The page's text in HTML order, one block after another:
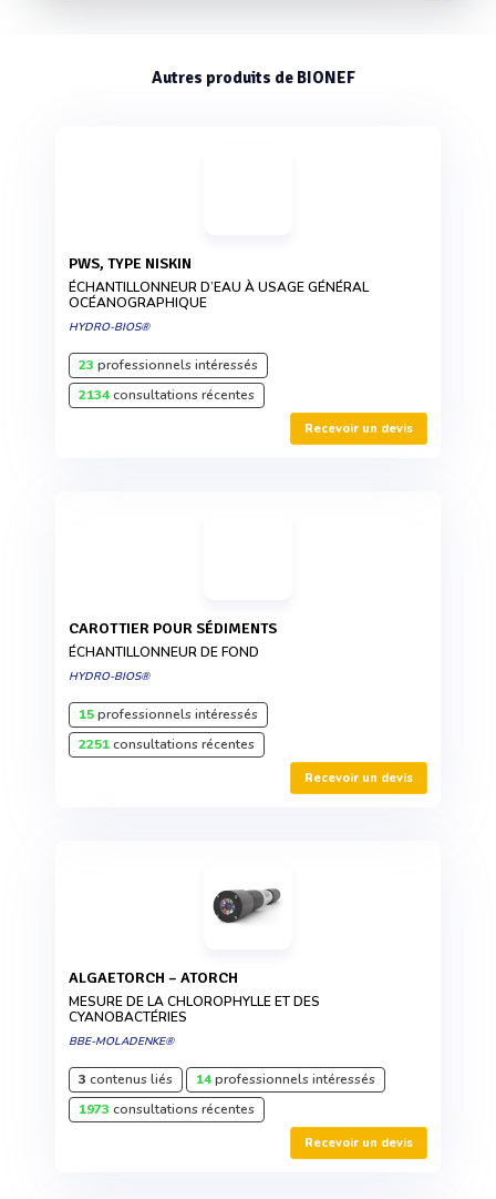
Autres produits de BIONEF
PWS, TYPE NISKIN
ÉCHANTILLONNEUR D’EAU À USAGE GÉNÉRAL
OCÉANOGRAPHIQUE
HYDRO-BIOS®
23 professionnels intéressés
2134consultations récentes
Recevoir un devis
CAROTTIER POUR SÉDIMENTS
ÉCHANTILLONNEUR DE FOND
HYDRO-BIOS®
15professionnels intéressés
2251consultations récentes
Recevoir un devis
ALGAETORCH – ATORCH
MESURE DE LA CHLOROPHYLLE ET DES
CYANOBACTÉRIES
BBE-MOLADENKE®
3 contenus liés 14professionnels intéressés
1973 consultations récentes
Recevoir un devis